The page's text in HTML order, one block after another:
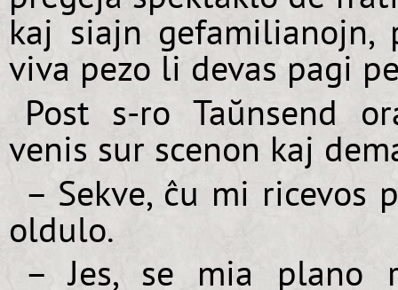
kaj siajn
viva pezo li devas pagi
Post s-ro Taŭnsend
venis sur scenon kaj
– Sekve, ĉu mi ricevos
oldulo.
– Jes, se mia plano